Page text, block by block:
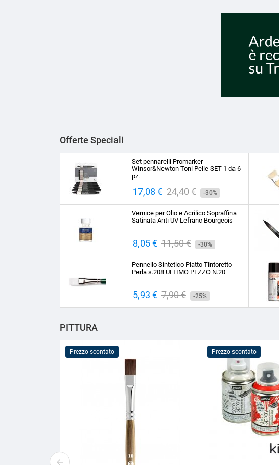
Offerte Speciali
Set pennarelli Promarker
Winsor&Newton Toni Pelle SET 1 da 6
pz.
Prezzo
17,08 € Prezzo
base
24,40 € -30%
Vernice per Olio e Acrilico Sopraffina
Satinata Anti UV Lefranc Bourgeois
Prezzo
8,05 € Prezzo
base
11,50 € -30%
Pennello Sintetico Piatto Tintoretto
Perla s.208 ULTIMO PEZZO N.20
Prezzo
5,93 € Prezzo
base
7,90 € -25%
PITTURA
Prezzo scontato Prezzo scontato